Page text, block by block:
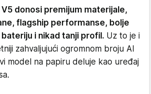
V5 donosi premijum materijale,
flagship performanse, bolje
i nikad tanji profil. Uz to je i
zahvaljujući ogromnom broju AI
model na papiru deluje kao uređaj